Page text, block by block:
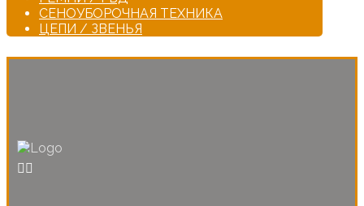
СЕНОУБОРОЧНАЯ ТЕХНИКА
ЦЕПИ / ЗВЕНЬЯ